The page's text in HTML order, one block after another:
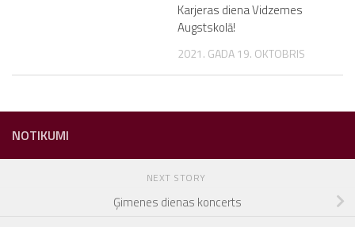
Karjeras diena Vidzemes
Augstskolā!
2021. GADA 19. OKTOBRIS
NOTIKUMI
NEXT STORY
Ģimenes dienas koncerts